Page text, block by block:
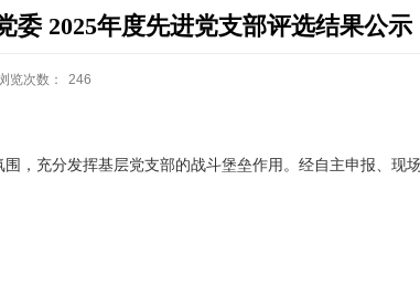
委 2025年度先进党支部评选结果公示
览次数： 246
，充分发挥基层党支部的战斗堡垒作用。经自主申报、现